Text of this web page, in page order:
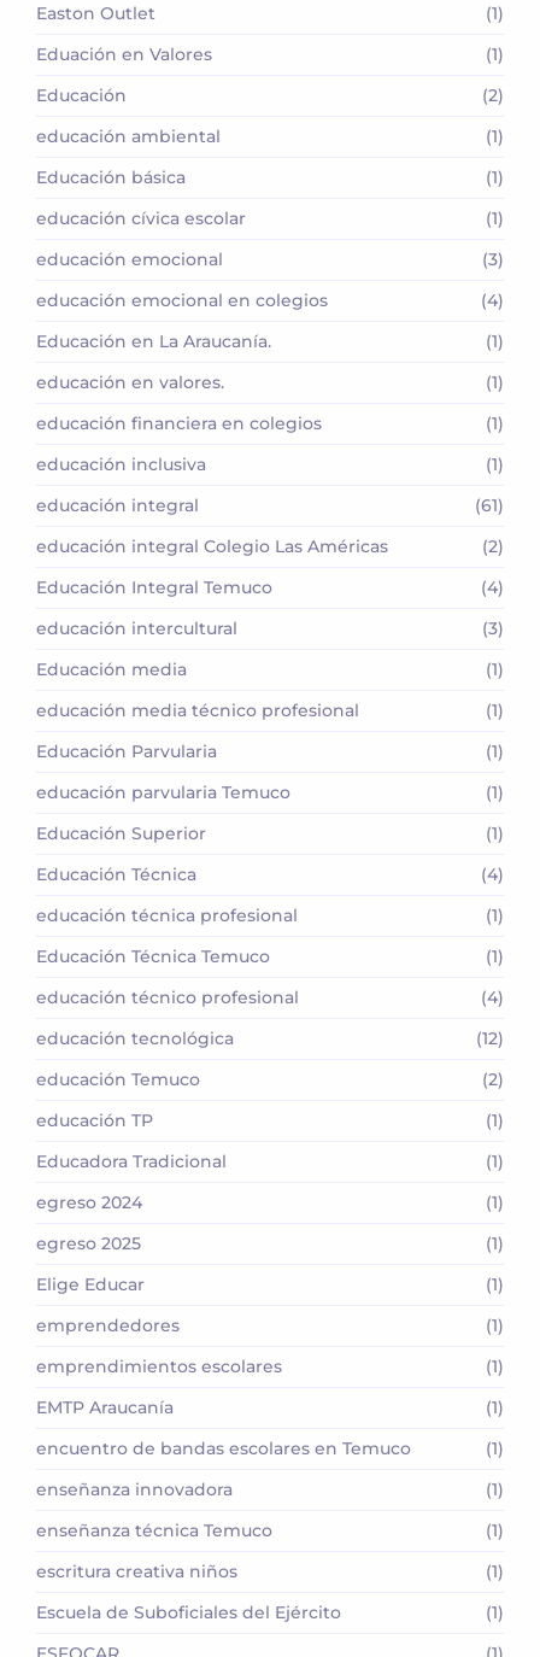
Easton Outlet
(1)
Eduación en Valores
(1)
Educación
(2)
educación ambiental
(1)
Educación básica
(1)
educación cívica escolar
(1)
educación emocional
(3)
educación emocional en colegios
(4)
Educación en La Araucanía.
(1)
educación en valores.
(1)
educación financiera en colegios
(1)
educación inclusiva
(1)
educación integral
(61)
educación integral Colegio Las Américas
(2)
Educación Integral Temuco
(4)
educación intercultural
(3)
Educación media
(1)
educación media técnico profesional
(1)
Educación Parvularia
(1)
educación parvularia Temuco
(1)
Educación Superior
(1)
Educación Técnica
(4)
educación técnica profesional
(1)
Educación Técnica Temuco
(1)
educación técnico profesional
(4)
educación tecnológica
(12)
educación Temuco
(2)
educación TP
(1)
Educadora Tradicional
(1)
egreso 2024
(1)
egreso 2025
(1)
Elige Educar
(1)
emprendedores
(1)
emprendimientos escolares
(1)
EMTP Araucanía
(1)
encuentro de bandas escolares en Temuco
(1)
enseñanza innovadora
(1)
enseñanza técnica Temuco
(1)
escritura creativa niños
(1)
Escuela de Suboficiales del Ejército
(1)